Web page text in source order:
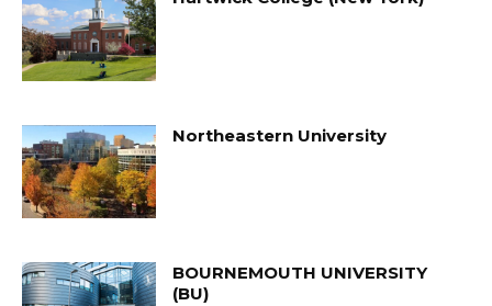
Northeastern University
BOURNEMOUTH UNIVERSITY
(BU)